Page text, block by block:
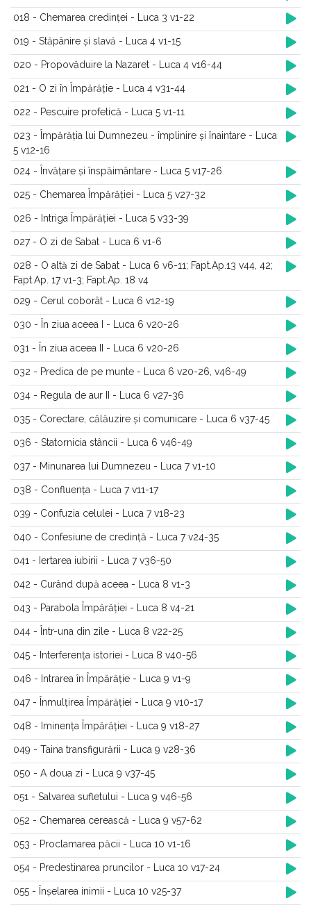
018 - Chemarea credinței - Luca 3 v1-22
019 - Stăpânire și slavă - Luca 4 v1-15
020 - Propovăduire la Nazaret - Luca 4 v16-44
021 - O zi în Împărăție - Luca 4 v31-44
022 - Pescuire profetică - Luca 5 v1-11
023 - Împărăția lui Dumnezeu - împlinire și înaintare - Luca
5 v12-16
024 - Învățare și înspăimântare - Luca 5 v17-26
025 - Chemarea Împărăției - Luca 5 v27-32
026 - Intriga Împărăției - Luca 5 v33-39
027 - O zi de Sabat - Luca 6 v1-6
028 - O altă zi de Sabat - Luca 6 v6-11; Fapt.Ap.13 v44, 42;
Fapt.Ap. 17 v1-3; Fapt.Ap. 18 v4
029 - Cerul coborât - Luca 6 v12-19
030 - În ziua aceea I - Luca 6 v20-26
031 - În ziua aceea II - Luca 6 v20-26
032 - Predica de pe munte - Luca 6 v20-26, v46-49
034 - Regula de aur II - Luca 6 v27-36
035 - Corectare, călăuzire și comunicare - Luca 6 v37-45
036 - Statornicia stâncii - Luca 6 v46-49
037 - Minunarea lui Dumnezeu - Luca 7 v1-10
038 - Confluența - Luca 7 v11-17
039 - Confuzia celulei - Luca 7 v18-23
040 - Confesiune de credință - Luca 7 v24-35
041 - Iertarea iubirii - Luca 7 v36-50
042 - Curând după aceea - Luca 8 v1-3
043 - Parabola Împărăției - Luca 8 v4-21
044 - Într-una din zile - Luca 8 v22-25
045 - Interferența istoriei - Luca 8 v40-56
046 - Intrarea în Împărăție - Luca 9 v1-9
047 - Înmulțirea Împărăției - Luca 9 v10-17
048 - Iminența Împărăției - Luca 9 v18-27
049 - Taina transfigurării - Luca 9 v28-36
050 - A doua zi - Luca 9 v37-45
051 - Salvarea sufletului - Luca 9 v46-56
052 - Chemarea cerească - Luca 9 v57-62
053 - Proclamarea păcii - Luca 10 v1-16
054 - Predestinarea pruncilor - Luca 10 v17-24
055 - Înșelarea inimii - Luca 10 v25-37